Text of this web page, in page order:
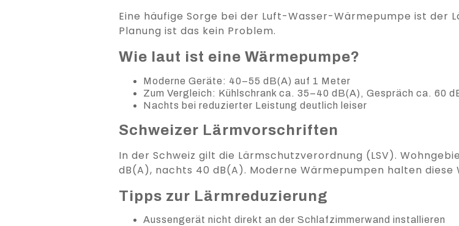
Eine häufige Sorge bei der Luft-Wasser-Wärmepumpe ist der
Planung ist das kein Problem.
Wie laut ist eine Wärmepumpe?
Moderne Geräte: 40–55 dB(A) auf 1 Meter
Zum Vergleich: Kühlschrank ca. 35–40 dB(A), Gespräch ca. 60
Nachts bei reduzierter Leistung deutlich leiser
Schweizer Lärmvorschriften
In der Schweiz gilt die Lärmschutzverordnung (LSV).
dB(A), nachts 40 dB(A). Moderne Wärmepumpen halten
Tipps zur Lärmreduzierung
Aussengerät nicht direkt an der Schlafzimmerwand installieren